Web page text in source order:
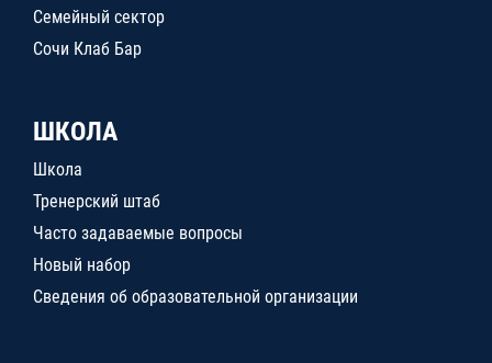
Семейный сектор
Сочи Клаб Бар
ШКОЛА
Школа
Тренерский штаб
Часто задаваемые вопросы
Новый набор
Сведения об образовательной организации